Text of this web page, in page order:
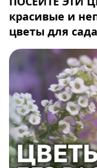
красивые и
цветы для сада